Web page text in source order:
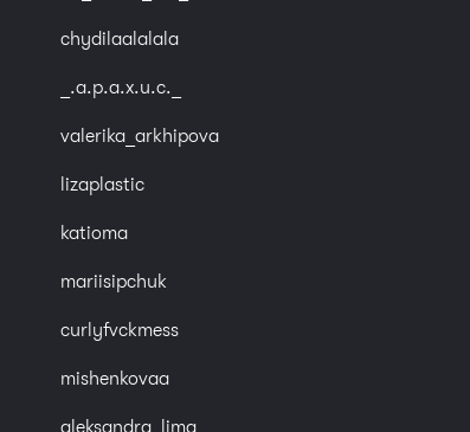
chydilaalalala
_.a.p.a.x.u.c._
valerika_arkhipova
lizaplastic
katioma
mariisipchuk
curlyfvckmess
mishenkovaa
aleksandra_lima